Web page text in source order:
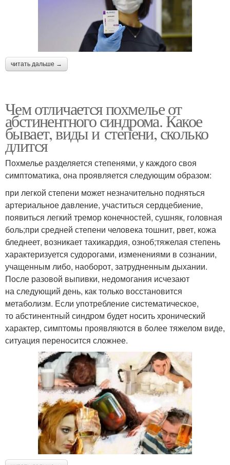
читать дальше →
Чем отличается похмелье от
абстинентного синдрома. Какое
бывает, виды и степени, сколько
длится
Похмелье разделяется степенями, у каждого своя
симптоматика, она проявляется следующим образом:
при легкой степени может незначительно подняться
артериальное давление, участиться сердцебиение,
появиться легкий тремор конечностей, сушняк, головная
боль;при средней степени человека тошнит, рвет, кожа
бледнеет, возникает тахикардия, озноб;тяжелая степень
характеризуется судорогами, изменениями в сознании,
учащенным либо, наоборот, затрудненным дыхании.
После разовой выпивки, недомогания исчезают
на следующий день, как только восстановится
метаболизм. Если употребление систематическое,
то абстинентный синдром будет носить хронический
характер, симптомы проявляются в более тяжелом виде,
ситуация переносится сложнее.